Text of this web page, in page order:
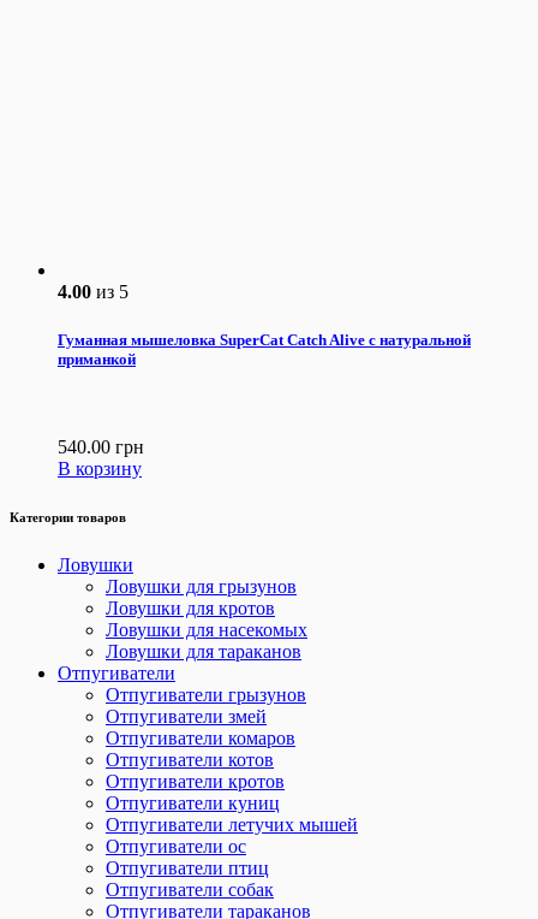
4.00 из 5
Гуманная мышеловка SuperCat Catch Alive с натуральной
приманкой
540.00 грн
В корзину
Категории товаров
Ловушки
Ловушки для грызунов
Ловушки для кротов
Ловушки для насекомых
Ловушки для тараканов
Отпугиватели
Отпугиватели грызунов
Отпугиватели змей
Отпугиватели комаров
Отпугиватели котов
Отпугиватели кротов
Отпугиватели куниц
Отпугиватели летучих мышей
Отпугиватели ос
Отпугиватели птиц
Отпугиватели собак
Отпугиватели тараканов